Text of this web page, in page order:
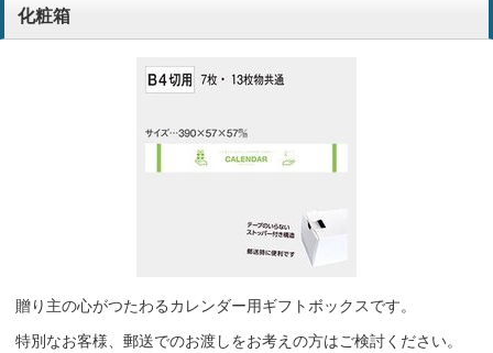
化粧箱
贈り主の心がつたわるカレンダー用ギフトボックスです。
特別なお客様、郵送でのお渡しをお考えの方はご検討ください。